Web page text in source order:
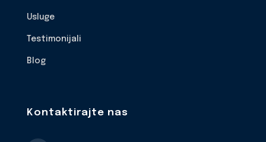
Usluge
Testimonijali
Blog
Kontaktirajte nas